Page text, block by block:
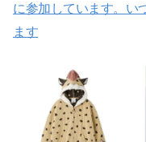
に参加しています。い
ます